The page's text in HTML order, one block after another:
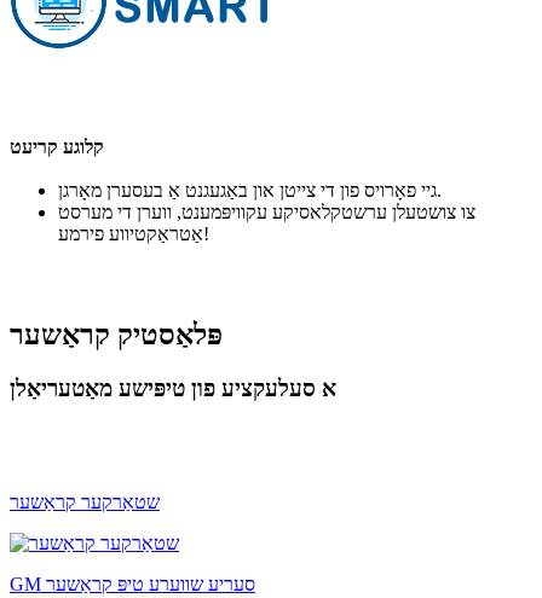
קלוגע קריעט
גיי פאָרויס פון די צייטן און באַגעגנט אַ בעסערן מאָרגן.
צו צושטעלן ערשטקלאסיקע עקוויפּמענט, ווערן די מערסט
אַטראַקטיווע פירמע!
פּלאַסטיק קראַשער
א סעלעקציע פון טיפּישע מאַטעריאַלן
שטאַרקער קראַשער
GM סעריע שווערע טיפּ קראַשער